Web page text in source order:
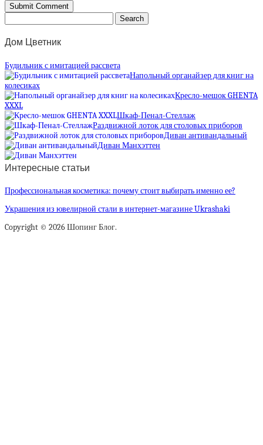
Дом Цветник
Будильник с имитацией рассвета
Напольный органайзер для книг на
колесиках
Кресло-мешок GHENTA
XXXL
Шкаф-Пенал-Стеллаж
Раздвижной лоток для столовых приборов
Диван антивандальный
Диван Манхэттен
Интересные статьи
Профессиональная косметика: почему стоит выбирать именно ее?
Украшения из ювелирной стали в интернет-магазине Ukrashaki
Copyright © 2026 Шопинг Блог.